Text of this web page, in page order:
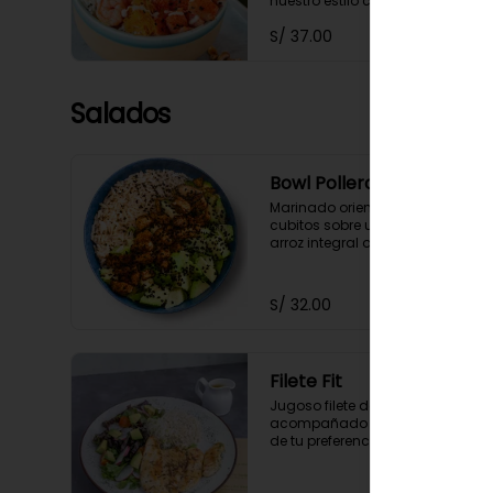
S/ 37.00
Salados
Bowl Pollero
Marinado oriental de pollo en
cubitos sobre una cama de
arroz integral o quinua con
con zumo de limón y soya.
S/ 32.00
Filete Fit
Jugoso filete de pollo
acompañado del carbohidrato
de tu preferencia (arroz integral